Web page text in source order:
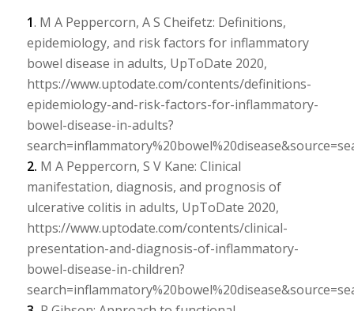
1. M A Peppercorn, A S Cheifetz: Definitions,
epidemiology, and risk factors for inflammatory
bowel disease in adults, UpToDate 2020,
https://www.uptodate.com/contents/definitions-
epidemiology-and-risk-factors-for-inflammatory-
bowel-disease-in-adults?
2. M A Peppercorn, S V Kane: Clinical
manifestation, diagnosis, and prognosis of
ulcerative colitis in adults, UpToDate 2020,
https://www.uptodate.com/contents/clinical-
presentation-and-diagnosis-of-inflammatory-
bowel-disease-in-children?